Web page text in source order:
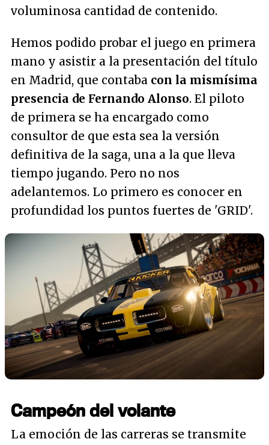
voluminosa cantidad de contenido.
Hemos podido probar el juego en primera
mano y asistir a la presentación del título
en Madrid, que contaba con la mismísima
presencia de Fernando Alonso. El piloto
de primera se ha encargado como
consultor de que esta sea la versión
definitiva de la saga, una a la que lleva
tiempo jugando. Pero no nos
adelantemos. Lo primero es conocer en
profundidad los puntos fuertes de 'GRID'.
Campeón del volante
La emoción de las carreras se transmite